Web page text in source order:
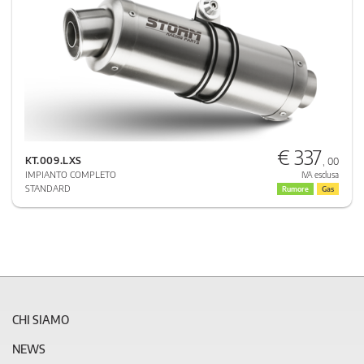
KT.009.LXS
IMPIANTO COMPLETO
STANDARD
€ 337, 00
IVA esclusa
Rumore Gas
CHI SIAMO
NEWS